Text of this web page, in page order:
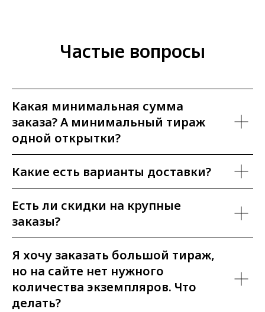
Частые вопросы
Какая минимальная сумма
заказа? А минимальный тираж
одной открытки?
Какие есть варианты доставки?
Есть ли скидки на крупные
заказы?
Я хочу заказать большой тираж,
но на сайте нет нужного
количества экземпляров. Что
делать?